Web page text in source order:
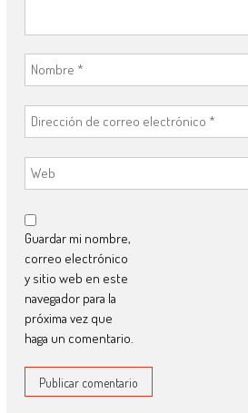
Guardar mi nombre,
correo electrónico
y sitio web en este
navegador para la
próxima vez que
haga un comentario.